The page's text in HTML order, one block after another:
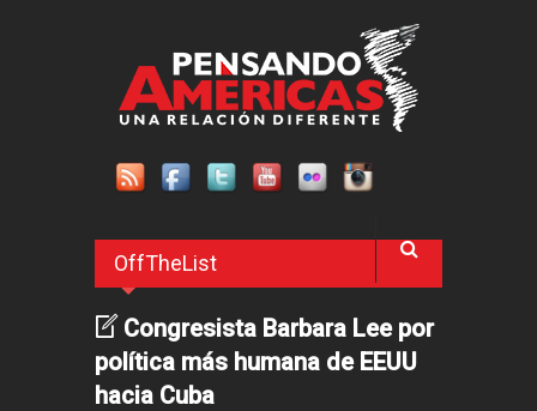
OffTheList
Congresista Barbara Lee por
política más humana de EEUU
hacia Cuba